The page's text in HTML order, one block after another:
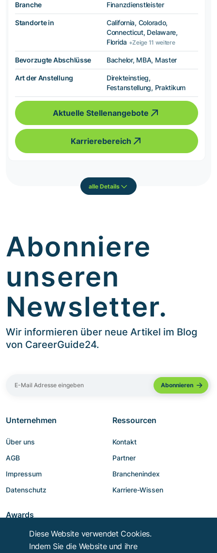
Branche Finanzdienstleister
Standorte in
California, Colorado,
Connecticut, Delaware,
Florida +Zeige 11 weitere
Bevorzugte Abschlüsse Bachelor, MBA, Master
Art der Anstellung
Direkteinstieg,
Festanstellung, Praktikum
Aktuelle Stellenangebote
Karrierebereich
alle Details
Abonniere
unseren
Newsletter.
Wir informieren über neue Artikel im Blog
von CareerGuide24.
Unternehmen
Über uns
AGB
Impressum
Datenschutz
Ressourcen
Kontakt
Partner
Branchenindex
Karriere-Wissen
Awards
Diese Website verwendet Cookies.
Indem Sie die Website und ihre